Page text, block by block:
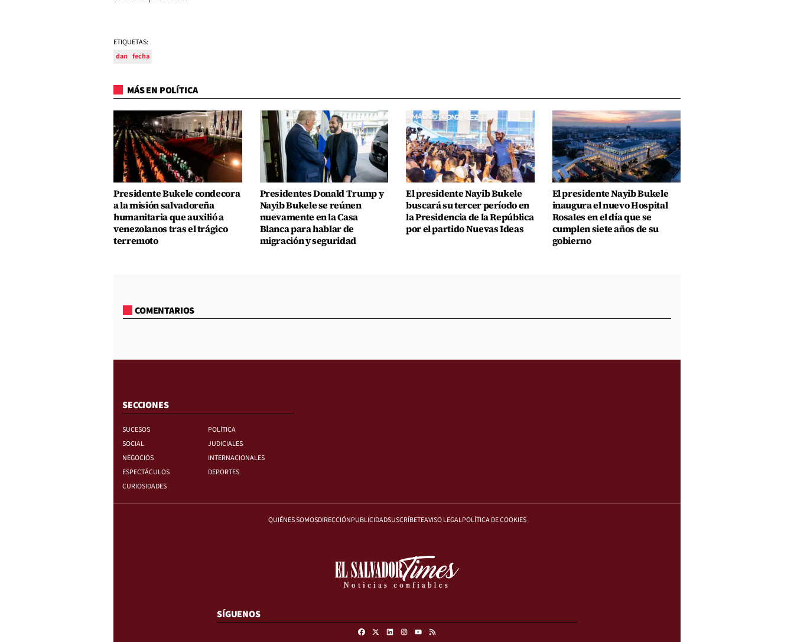
ETIQUETAS:
dan fecha
MÁS EN POLÍTICA
Presidente Bukele condecora
a la misión salvadoreña
humanitaria que auxilió a
venezolanos tras el trágico
terremoto
Presidentes Donald Trump y
Nayib Bukele se reúnen
nuevamente en la Casa
Blanca para hablar de
migración y seguridad
El presidente Nayib Bukele
buscará su tercer período en
la Presidencia de la República
por el partido Nuevas Ideas
El presidente Nayib Bukele
inaugura el nuevo Hospital
Rosales en el día que se
cumplen siete años de su
gobierno
COMENTARIOS
SECCIONES
SUCESOS
POLÍTICA
SOCIAL
JUDICIALES
NEGOCIOS
INTERNACIONALES
ESPECTÁCULOS
DEPORTES
CURIOSIDADES
QUIÉNES SOMOSDIRECCIÓNPUBLICIDADSUSCRÍBETEAVISO LEGALPOLÍTICA DE COOKIES
SÍGUENOS
FacebookLinkedinInstagram